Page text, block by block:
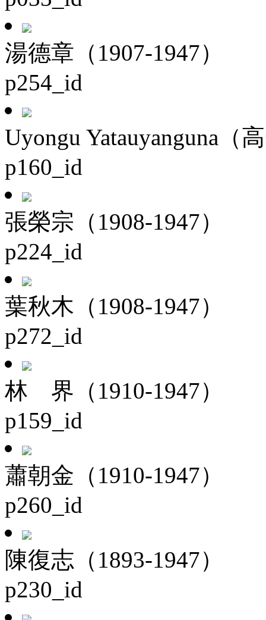
湯德章（1907-1947）
p254_id
Uyongu Yatauyanguna（
p160_id
張榮宗（1908-1947）
p224_id
葉秋木（1908-1947）
p272_id
林 界（1910-1947）
p159_id
蕭朝金（1910-1947）
p260_id
陳復志（1893-1947）
p230_id